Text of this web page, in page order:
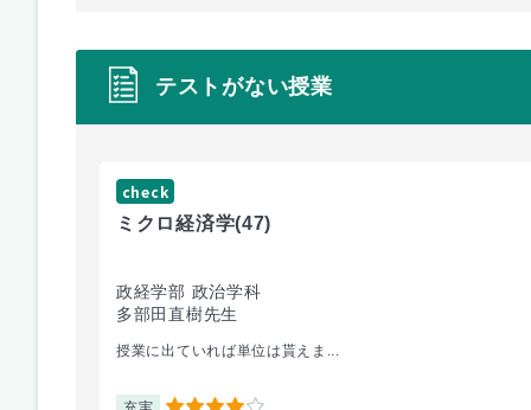
テストがない授業
check
ミクロ経済学(47)
政経学部 政治学科
多部田直樹先生
授業に出ていれば単位は貰えま...